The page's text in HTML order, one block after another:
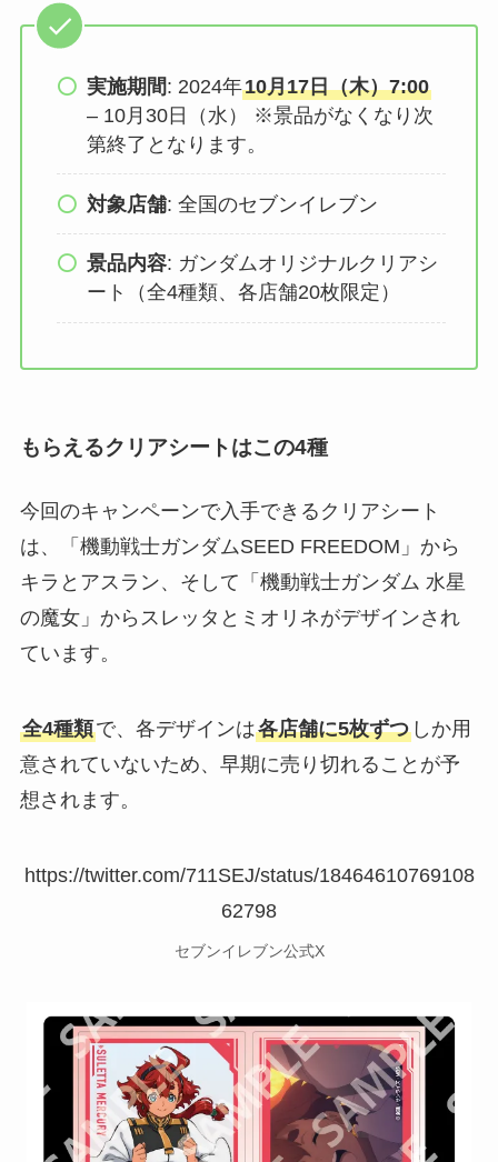
実施期間: 2024年10月17日（木）7:00
– 10月30日（水） ※景品がなくなり次
第終了となります。
対象店舗: 全国のセブンイレブン
景品内容: ガンダムオリジナルクリアシ
ート（全4種類、各店舗20枚限定）
もらえるクリアシートはこの4種
今回のキャンペーンで入手できるクリアシート
は、「機動戦士ガンダムSEED FREEDOM」から
キラとアスラン、そして「機動戦士ガンダム 水星
の魔女」からスレッタとミオリネがデザインされ
ています。
全4種類で、各デザインは各店舗に5枚ずつしか用
意されていないため、早期に売り切れることが予
想されます。
https://twitter.com/711SEJ/status/18464610769108
62798
セブンイレブン公式X